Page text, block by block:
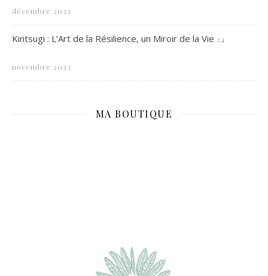
décembre 2023
Kintsugi : L’Art de la Résilience, un Miroir de la Vie 24
novembre 2023
MA BOUTIQUE